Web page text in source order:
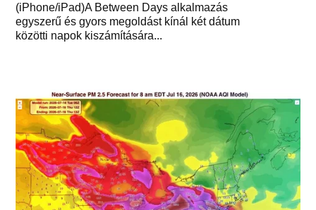
(iPhone/iPad)A Between Days alkalmazás
egyszerű és gyors megoldást kínál két dátum
közötti napok kiszámítására...